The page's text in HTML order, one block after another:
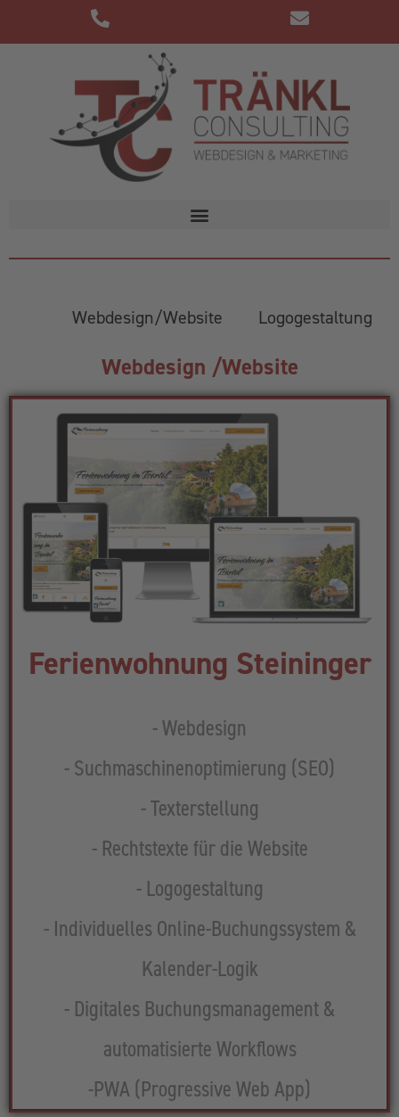
Webdesign /Website
Webdesign/Website Logogestaltung
Ferienwohnung Steininger
- Webdesign
- Suchmaschinenoptimierung (SEO)
- Texterstellung
- Rechtstexte für die Website
- Logogestaltung
- Individuelles Online-Buchungssystem &
Kalender-Logik
- Digitales Buchungsmanagement &
automatisierte Workflows
-PWA (Progressive Web App)